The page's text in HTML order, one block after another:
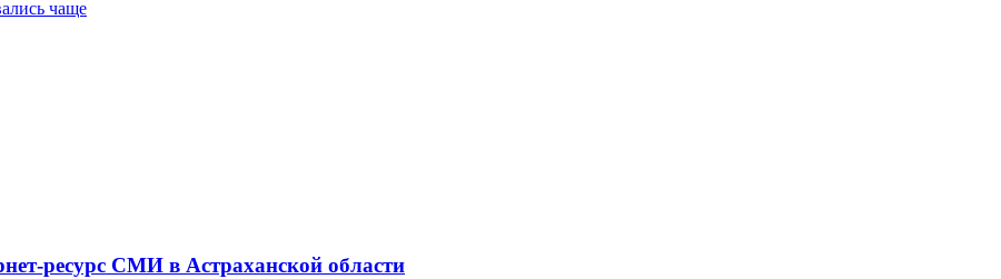
чаще
ресурс СМИ в Астраханской области